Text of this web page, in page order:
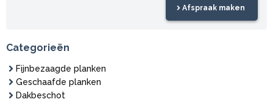
Afspraak maken
Categorieën
Fijnbezaagde planken
Geschaafde planken
Dakbeschot